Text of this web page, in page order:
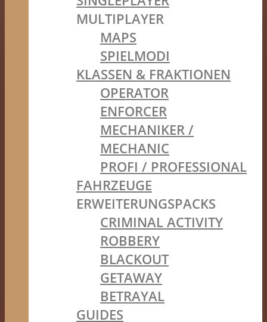
MULTIPLAYER
MAPS
SPIELMODI
KLASSEN & FRAKTIONEN
OPERATOR
ENFORCER
MECHANIKER /
MECHANIC
PROFI / PROFESSIONAL
FAHRZEUGE
ERWEITERUNGSPACKS
CRIMINAL ACTIVITY
ROBBERY
BLACKOUT
GETAWAY
BETRAYAL
GUIDES